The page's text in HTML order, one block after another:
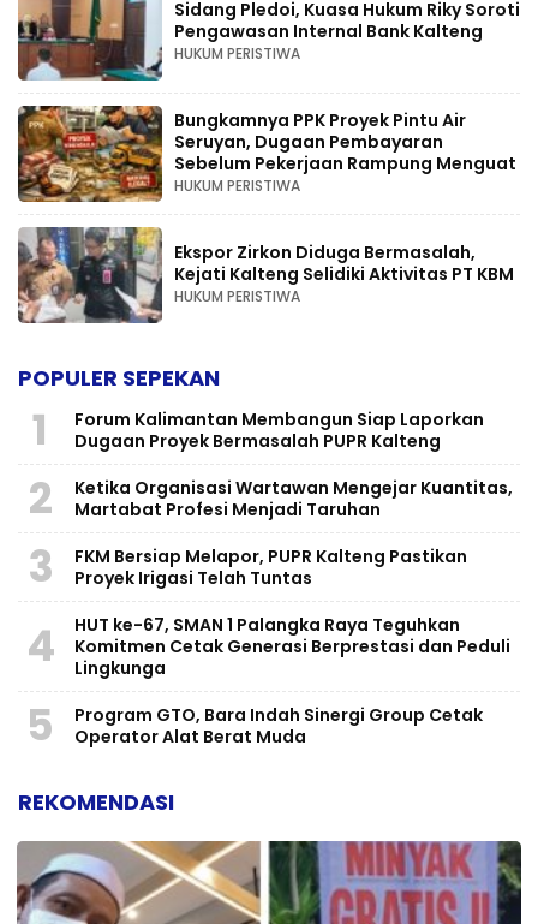
Sidang Pledoi, Kuasa Hukum Riky Soroti
Pengawasan Internal Bank Kalteng
HUKUM PERISTIWA
Bungkamnya PPK Proyek Pintu Air
Seruyan, Dugaan Pembayaran
Sebelum Pekerjaan Rampung Menguat
HUKUM PERISTIWA
Ekspor Zirkon Diduga Bermasalah,
Kejati Kalteng Selidiki Aktivitas PT KBM
HUKUM PERISTIWA
POPULER SEPEKAN
1
Forum Kalimantan Membangun Siap Laporkan
Dugaan Proyek Bermasalah PUPR Kalteng
2
Ketika Organisasi Wartawan Mengejar Kuantitas,
Martabat Profesi Menjadi Taruhan
3
FKM Bersiap Melapor, PUPR Kalteng Pastikan
Proyek Irigasi Telah Tuntas
4
HUT ke-67, SMAN 1 Palangka Raya Teguhkan
Komitmen Cetak Generasi Berprestasi dan Peduli
Lingkunga
5
Program GTO, Bara Indah Sinergi Group Cetak
Operator Alat Berat Muda
REKOMENDASI